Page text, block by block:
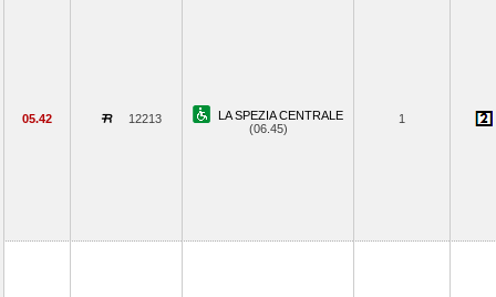
05.42 12213
LA SPEZIA CENTRALE
(06.45)
1